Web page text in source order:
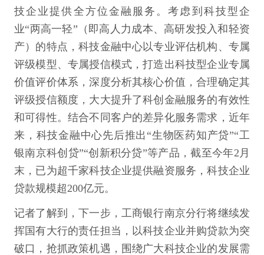
技企业提供全方位金融服务。考虑到科技型企
业“两高一轻”（即高人力成本、高研发投入和轻资
产）的特点，科技金融中心以专业评估机构、专属
评级模型、专属授信模式，打造出科技型企业专属
价值评价体系，深度分析其核心价值，合理确定其
评级授信额度，大大提升了科创金融服务的有效性
和可得性。结合不同客户的差异化服务需求，近年
来，科技金融中心先后推出“生物医药知产贷”“工
银南京科创贷”“创新积分贷”等产品，截至今年2月
末，已为超千家科技企业提供融资服务，科技企业
贷款规模超200亿元。
记者了解到，下一步，工商银行南京分行将继续发
挥国有大行的责任担当，以科技企业并购贷款为突
破口，抢抓政策机遇，围绕广大科技企业的发展需